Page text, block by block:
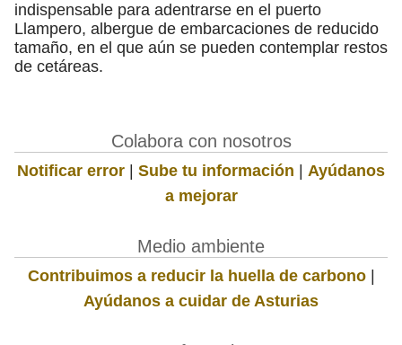
indispensable para adentrarse en el puerto
Llampero, albergue de embarcaciones de reducido
tamaño, en el que aún se pueden contemplar restos
de cetáreas.
Colabora con nosotros
Notificar error | Sube tu información | Ayúdanos
a mejorar
Medio ambiente
Contribuimos a reducir la huella de carbono|
Ayúdanos a cuidar de Asturias